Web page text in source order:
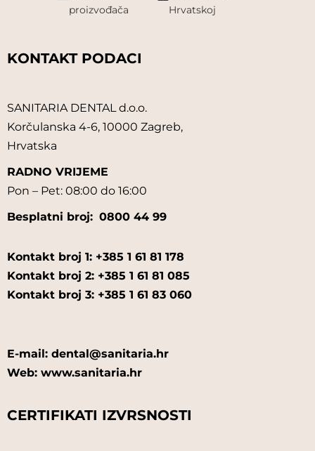
proizvođača
Hrvatskoj
KONTAKT PODACI
SANITARIA DENTAL d.o.o.
Korčulanska 4-6, 10000 Zagreb,
Hrvatska
RADNO VRIJEME
Pon – Pet: 08:00 do 16:00
Besplatni broj: 0800 44 99
Kontakt broj 1: +385 1 61 81 178
Kontakt broj 2: +385 1 61 81 085
Kontakt broj 3: +385 1 61 83 060
E-mail: dental@sanitaria.hr
Web: www.sanitaria.hr
CERTIFIKATI IZVRSNOSTI